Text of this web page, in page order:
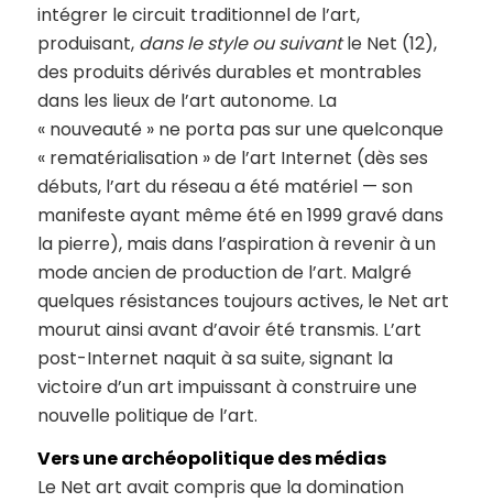
intégrer le circuit traditionnel de l’art,
produisant, dans le style ou suivantle Net (12),
des produits dérivés durables et montrables
dans les lieux de l’art autonome. La
« nouveauté » ne porta pas sur une quelconque
« rematérialisation » de l’art Internet (dès ses
débuts, l’art du réseau a été matériel — son
manifeste ayant même été en 1999 gravé dans
la pierre), mais dans l’aspiration à revenir à un
mode ancien de production de l’art. Malgré
quelques résistances toujours actives, le Net art
mourut ainsi avant d’avoir été transmis. L’art
post-Internet naquit à sa suite, signant la
victoire d’un art impuissant à construire une
nouvelle politique de l’art.
Vers une archéopolitique des médias
Le Net art avait compris que la domination